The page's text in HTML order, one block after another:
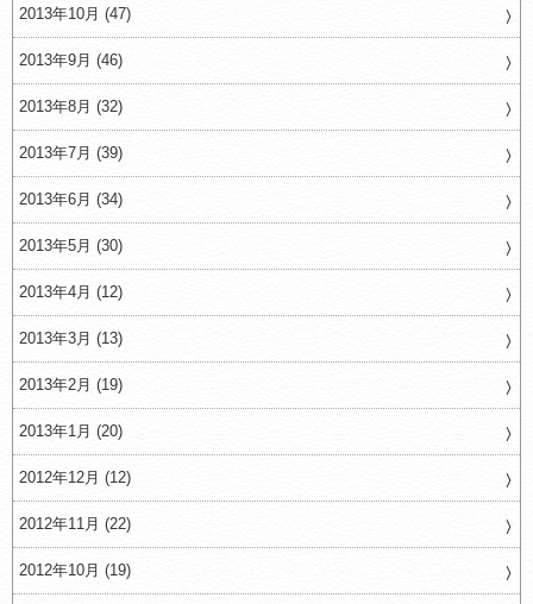
2013年10月 (47)
2013年9月 (46)
2013年8月 (32)
2013年7月 (39)
2013年6月 (34)
2013年5月 (30)
2013年4月 (12)
2013年3月 (13)
2013年2月 (19)
2013年1月 (20)
2012年12月 (12)
2012年11月 (22)
2012年10月 (19)